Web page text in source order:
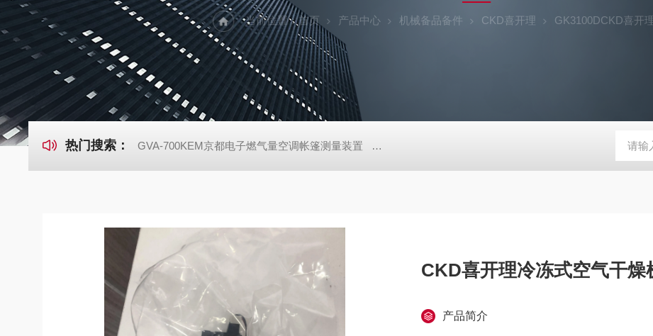
当前位置：首页 产品中心 机械备品备件 CKD喜开理 GK3100DCKD喜开
热门搜索： GVA-700KEM京都电子燃气量空调帐篷测量装置 MD-Win日本：KEM京都电子汞测量和控制软件 GVA-
CKD喜开理冷冻式空气干燥
产品简介